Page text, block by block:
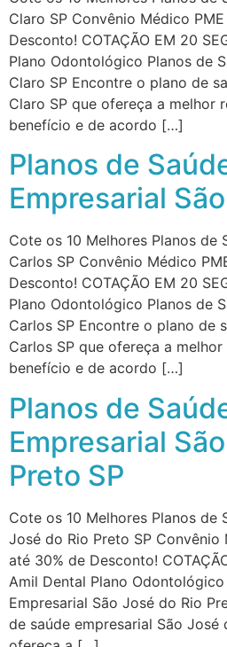
Claro SP Convênio Médico
Desconto! COTAÇÃO EM 20
Plano Odontológico Planos de
Claro SP Encontre o plano de
Claro SP que ofereça a melhor
benefício e de acordo […]
Planos de
Empresarial
Cote os 10 Melhores Planos de
Carlos SP Convênio Médico
Desconto! COTAÇÃO EM 20
Plano Odontológico Planos de
Carlos SP Encontre o plano de
Carlos SP que ofereça a
benefício e de acordo […]
Planos de
Empresarial
Preto SP
Cote os 10 Melhores Planos de
José do Rio Preto SP Convênio
até 30% de Desconto!
Amil Dental Plano
Empresarial São José do Rio
de saúde empresarial São José